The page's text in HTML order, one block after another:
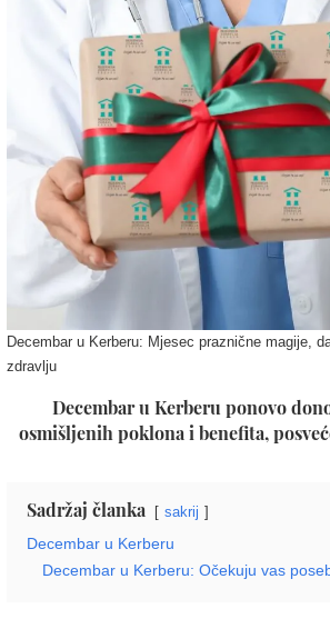
Decembar u Kerberu: Mjesec praznične magije,
zdravlju
Decembar u Kerberu ponovo
osmišljenih poklona i benefita,
Sadržaj članka sakrij
Decembar u Kerberu
Decembar u Kerberu: Očekuju vas